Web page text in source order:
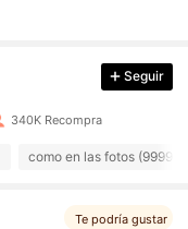
Seguir
340K Recompra
como en las fotos (9999+)
Te podría gustar